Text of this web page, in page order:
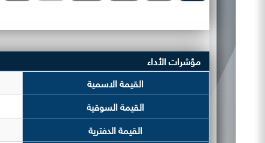
مؤشرات الأداء
القيمة الاسمية
القيمة السوقية
القيمة الدفترية